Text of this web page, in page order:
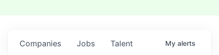
Jobs
Companies Talent My alerts